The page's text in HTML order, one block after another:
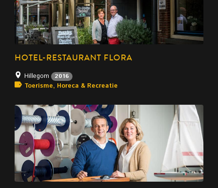
HOTEL-RESTAURANT FLORA
Hillegom 2016
Toerisme, Horeca & Recreatie